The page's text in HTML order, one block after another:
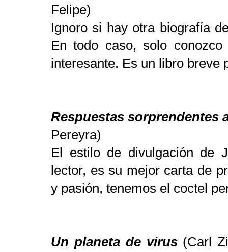
Felipe)
Ignoro si hay otra biografía
En todo caso, solo
interesante. Es un libro breve
Respuestas sorprendentes
Pereyra)
El estilo de divulgación de
lector, es su mejor carta de
y pasión, tenemos el coctel
Un planeta de virus(Carl